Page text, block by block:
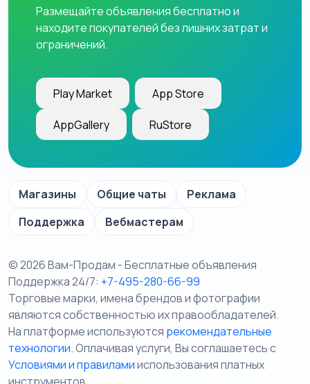
Размещайте объявления бесплатно и
находите покупателей без лишних затрат и
ограничений.
Play Market App Store
AppGallery RuStore
Магазины Общие чаты
Реклама
Поддержка
Вебмастерам
© 2026 Вам-Продам - Бесплатные объявления
Поддержка 24/7: +7-495-280-66-99
Торговые марки, имена брендов и фотографии
являются собственностью их правообладателей.
На платформе используются рекомендательные
технологии. Оплачивая услуги, Вы соглашаетесь c
Условиями и правиламииспользования платных